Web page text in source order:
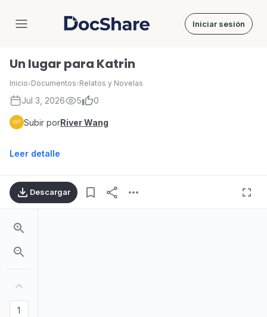
DocShare Iniciar sesión
Un lugar para Katrin
Inicio›Documentos›Relatos y Novelas
Jul 3, 2026 5 0
Subir porRiver Wang
Leer detalle
Descargar